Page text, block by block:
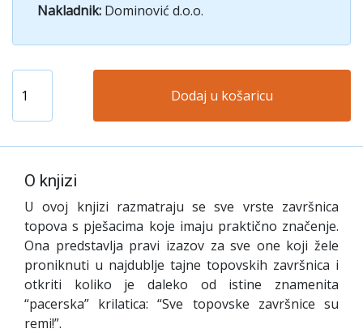
Nakladnik: Dominović d.o.o.
Dodaj u košaricu
O knjizi
U ovoj knjizi razmatraju se sve vrste završnica
topova s pješacima koje imaju praktično značenje.
Ona predstavlja pravi izazov za sve one koji žele
proniknuti u najdublje tajne topovskih završnica i
otkriti koliko je daleko od istine znamenita
“pacerska” krilatica: “Sve topovske završnice su
remi!”.